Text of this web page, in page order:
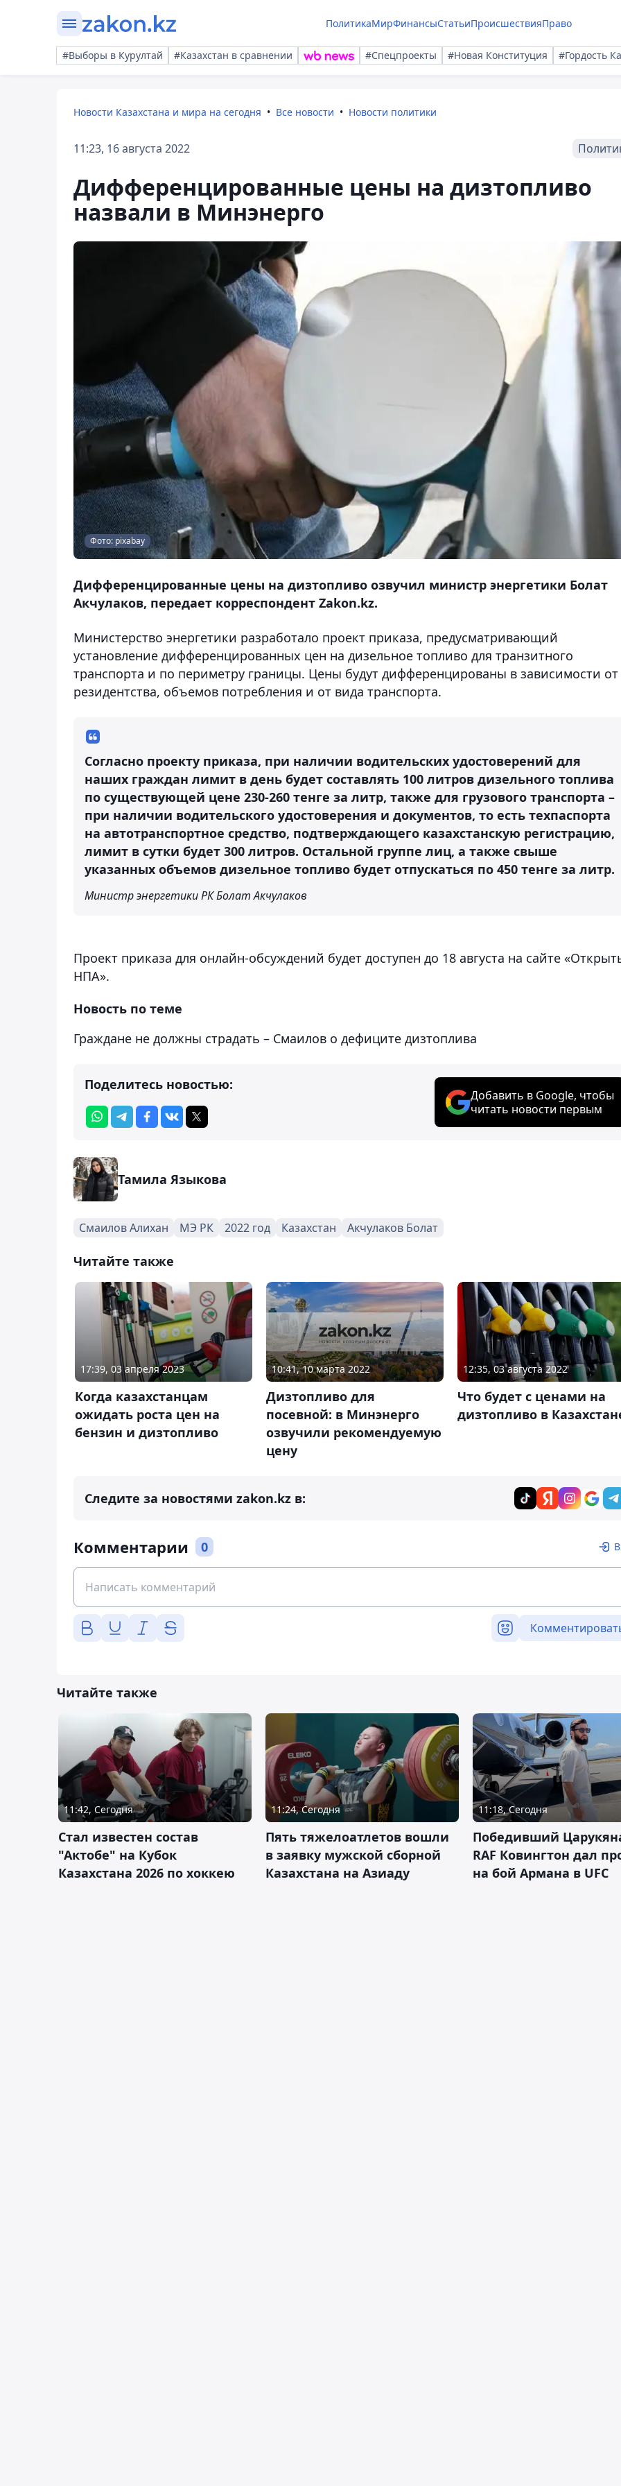
ПолитикаМирФинансыСтатьиПроисшествияПраво
#Выборы в Курултай #Казахстан в сравнении #Спецпроекты #Новая Конституция #Гордость
Новости Казахстана и мира на сегодня Все новости Новости политики
11:23, 16 августа 2022
Дифференцированные цены на дизтопливо
назвали в Минэнерго
Фото: pixabay
Дифференцированные цены на дизтопливо озвучил министр энергетики Болат
Акчулаков, передает корреспондент Zakon.kz.
Министерство энергетики разработало проект приказа, предусматривающий
установление дифференцированных цен на дизельное топливо для транзитного
транспорта и по периметру границы. Цены будут дифференцированы в зависимости от
резидентства, объемов потребления и от вида транспорта.
Согласно проекту приказа, при наличии водительских удостоверений для
наших граждан лимит в день будет составлять 100 литров дизельного топлива
по существующей цене 230-260 тенге за литр, также для грузового транспорта –
при наличии водительского удостоверения и документов, то есть техпаспорта
на автотранспортное средство, подтверждающего казахстанскую регистрацию,
лимит в сутки будет 300 литров. Остальной группе лиц, а также свыше
указанных объемов дизельное топливо будет отпускаться по 450 тенге за литр.
Министр энергетики РК Болат Акчулаков
Проект приказа для онлайн-обсуждений будет доступен до 18 августа на сайте
НПА».
Новость по теме
Граждане не должны страдать – Смаилов о дефиците дизтоплива
Поделитесь новостью:
Добавить в Google, чтобы
читать новости первым
Тамила Языкова
Смаилов Алихан МЭ РК 2022 год Казахстан Акчулаков Болат
Читайте также
17:39, 03 апреля 2023
Когда казахстанцам
ожидать роста цен на
бензин и дизтопливо
10:41, 10 марта 2022
Дизтопливо для
посевной: в Минэнерго
озвучили рекомендуемую
цену
12:35, 03 августа 2022
Что будет с ценами на
дизтопливо в
Следите за новостями zakon.kz в:
Комментарии 0
Читайте также
11:42, Сегодня
Стал известен состав
"Актобе" на Кубок
Казахстана 2026 по хоккею
11:24, Сегодня
Пять тяжелоатлетов вошли
в заявку мужской сборной
Казахстана на Азиаду
11:18, Сегодня
Победивший
RAF Ковингтон дал
на бой Армана в UFC